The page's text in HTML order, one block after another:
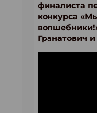
финалиста
конкурса
Гранатович